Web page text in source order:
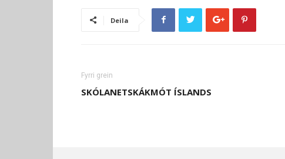
Deila
Fyrri grein
SKÓLANETSKÁKMÓT ÍSLANDS